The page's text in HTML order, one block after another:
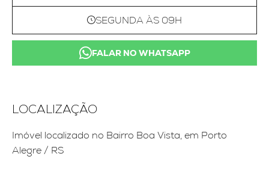
SEGUNDA ÀS 09H
FALAR NO WHATSAPP
LOCALIZAÇÃO
Imóvel localizado no Bairro Boa Vista, em Porto
Alegre / RS